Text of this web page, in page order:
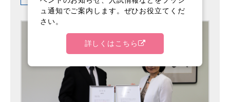
ュ通知でご案内します。ぜひお役立てくだ
さい。
詳しくはこちら